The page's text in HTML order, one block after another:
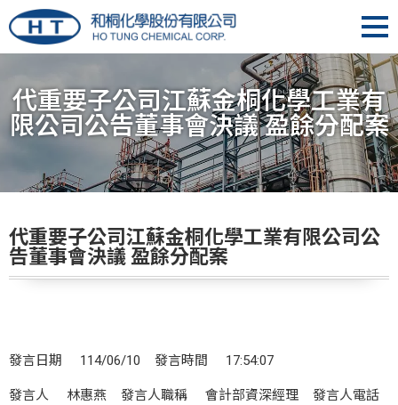
代重要子公司江蘇金桐化學工業有
限公司公告董事會決議 盈餘分配案
代重要子公司江蘇金桐化學工業有限公司公
告董事會決議 盈餘分配案
發言日期 114/06/10 發言時間 17:54:07
發言人 林惠燕 發言人職稱 會計部資深經理 發言人電話